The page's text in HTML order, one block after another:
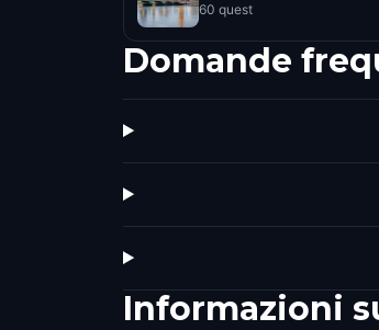
60 quest
Domande
Informazioni